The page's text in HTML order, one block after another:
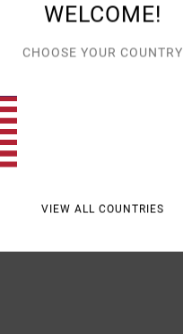
WELCOME!
CHOOSE YOUR COUNTRY
VIEW ALL COUNTRIES